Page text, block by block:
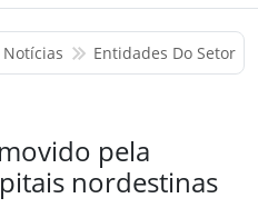
Notícias Entidades Do Setor
pela
nordestinas